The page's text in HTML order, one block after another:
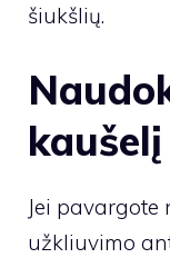
šiukšlių.
kaušelį
Jei
užkliuvimo